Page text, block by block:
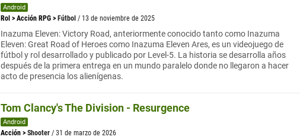
Android
Rol > Acción RPG > Fútbol / 13 de noviembre de 2025
Inazuma Eleven: Victory Road, anteriormente conocido tanto como Inazuma
Eleven: Great Road of Heroes como Inazuma Eleven Ares, es un videojuego de
fútbol y rol desarrollado y publicado por Level-5. La historia se desarrolla años
después de la primera entrega en un mundo paralelo donde no llegaron a hacer
acto de presencia los alienígenas.
Tom Clancy's The Division - Resurgence
Android
Acción > Shooter / 31 de marzo de 2026